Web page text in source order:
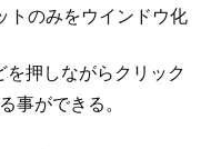
トのみをウインドウ化
を押しながらクリック
事ができる。